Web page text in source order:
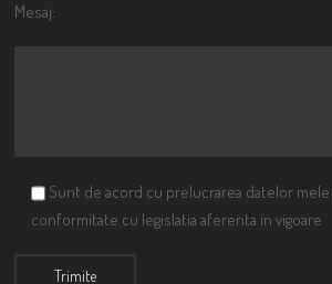
Mesaj:
Sunt de acord cu prelucrarea datelor
conformitate cu legislatia aferenta in vigoare